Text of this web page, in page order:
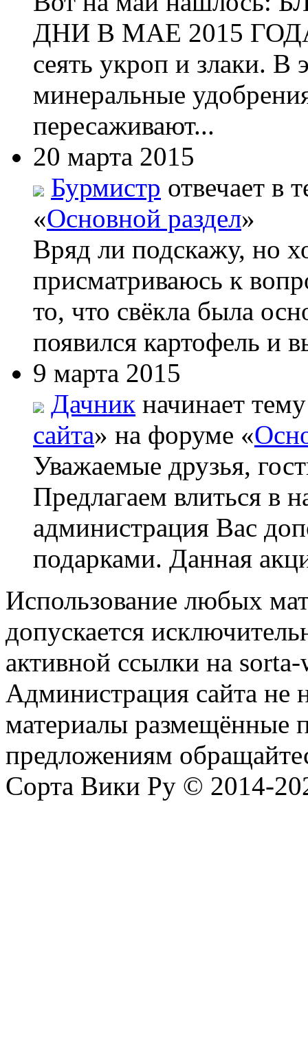
ДНИ В МАЕ 2015 ГОДА
сеять укроп и злаки. В
минеральные
пересаживают...
20 марта 2015
Бурмистр отвечает в
«Основной раздел»
Вряд ли подскажу, но
присматриваюсь к
то, что свёкла была
появился картофель и
9 марта 2015
Дачник начинает
сайта» на форуме «
Уважаемые друзья,
Предлагаем влиться в
администрация Вас
подарками. Данная
Использование любых
допускается
активной ссылки на
Администрация сайта не
материалы размещённые
предложениям
Сорта Вики Ру © 2014-